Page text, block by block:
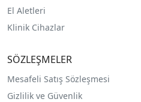
El Aletleri
Klinik Cihazlar
SÖZLEŞMELER
Mesafeli Satış Sözleşmesi
Gizlilik ve Güvenlik